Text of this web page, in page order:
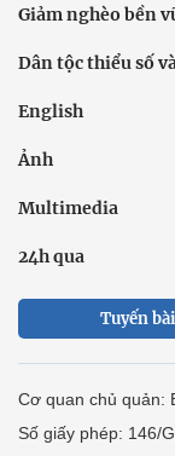
Giảm nghèo bền
Dân tộc thiểu số
English
Ảnh
Multimedia
24h qua
Tuyến bài
Cơ quan chủ quản:
Số giấy phép: 146/